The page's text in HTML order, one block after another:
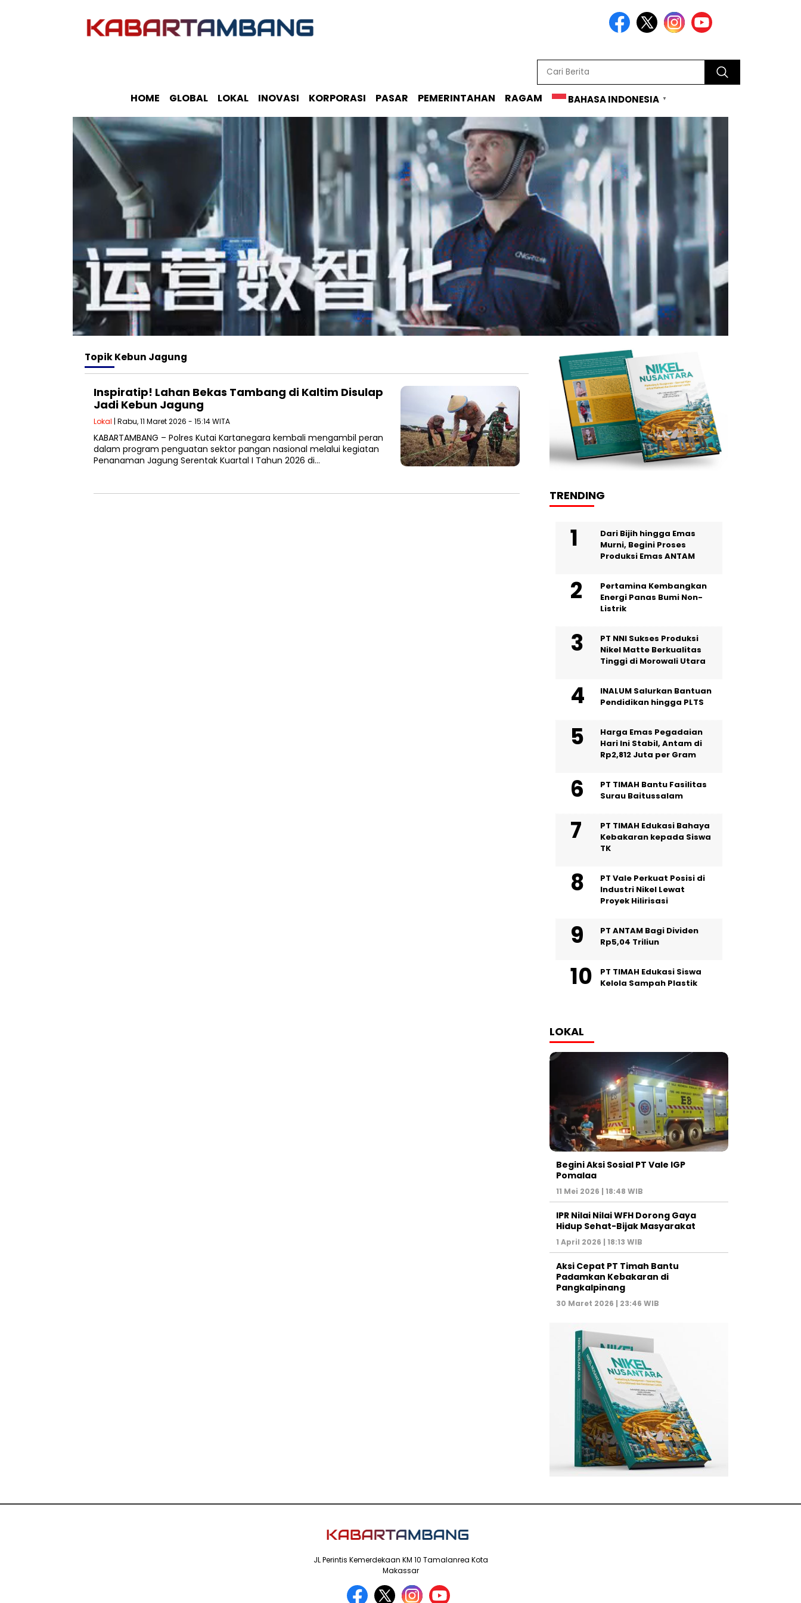
HOME GLOBAL LOKAL INOVASI KORPORASI PASAR PEMERINTAHAN RAGAM BAHASA INDONESIA ▼
TopikKebun Jagung
Inspiratip! Lahan Bekas Tambang di Kaltim Disulap
Jadi Kebun Jagung
Lokal | Rabu, 11 Maret 2026 - 15:14 WITA
KABARTAMBANG – Polres Kutai Kartanegara kembali mengambil peran
dalam program penguatan sektor pangan nasional melalui kegiatan
Penanaman Jagung Serentak Kuartal I Tahun 2026 di…
TRENDING
Dari Bijih hingga Emas
Murni, Begini Proses
Produksi Emas ANTAM
Pertamina Kembangkan
Energi Panas Bumi Non-
Listrik
PT NNI Sukses Produksi
Nikel Matte Berkualitas
Tinggi di Morowali Utara
INALUM Salurkan Bantuan
Pendidikan hingga PLTS
Harga Emas Pegadaian
Hari Ini Stabil, Antam di
Rp2,812 Juta per Gram
PT TIMAH Bantu Fasilitas
Surau Baitussalam
PT TIMAH Edukasi Bahaya
Kebakaran kepada Siswa
TK
PT Vale Perkuat Posisi di
Industri Nikel Lewat
Proyek Hilirisasi
PT ANTAM Bagi Dividen
Rp5,04 Triliun
PT TIMAH Edukasi Siswa
Kelola Sampah Plastik
LOKAL
Begini Aksi Sosial PT Vale IGP
Pomalaa
11 Mei 2026 | 18:48 WIB
IPR Nilai Nilai WFH Dorong Gaya
Hidup Sehat-Bijak Masyarakat
1 April 2026 | 18:13 WIB
Aksi Cepat PT Timah Bantu
Padamkan Kebakaran di
Pangkalpinang
30 Maret 2026 | 23:46 WIB
JL Perintis Kemerdekaan KM 10 Tamalanrea Kota
Makassar